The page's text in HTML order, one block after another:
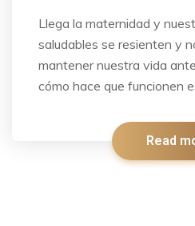
Llega la maternidad y
saludables se resienten y
mantener nuestra vida
cómo hace que funcionen
Read